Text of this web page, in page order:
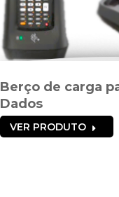
Berço de carga
Dados
VER PRODUTO